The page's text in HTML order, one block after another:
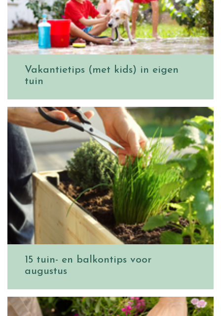
Vakantietips (met kids) in eigen
tuin
15 tuin- en balkontips voor
augustus